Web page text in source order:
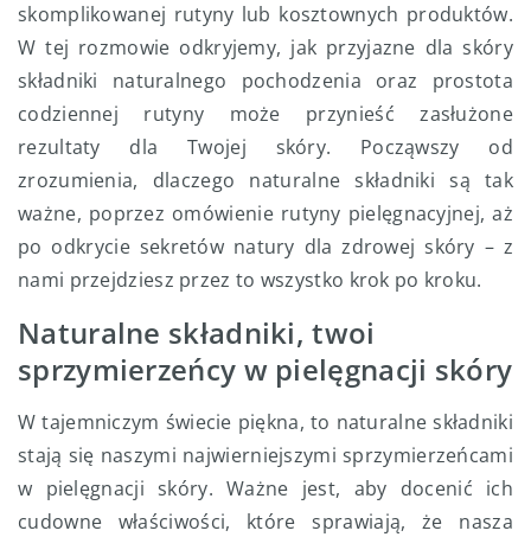
skomplikowanej rutyny lub kosztownych produktów.
W tej rozmowie odkryjemy, jak przyjazne dla skóry
składniki naturalnego pochodzenia oraz prostota
codziennej rutyny może przynieść zasłużone
rezultaty dla Twojej skóry. Począwszy od
zrozumienia, dlaczego naturalne składniki są tak
ważne, poprzez omówienie rutyny pielęgnacyjnej, aż
po odkrycie sekretów natury dla zdrowej skóry – z
nami przejdziesz przez to wszystko krok po kroku.
Naturalne składniki, twoi
sprzymierzeńcy w pielęgnacji skóry
W tajemniczym świecie piękna, to naturalne składniki
stają się naszymi najwierniejszymi sprzymierzeńcami
w pielęgnacji skóry. Ważne jest, aby docenić ich
cudowne właściwości, które sprawiają, że nasza